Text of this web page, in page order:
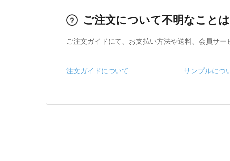
ご注文について不明なこと
ご注文ガイドにて、お支払い方法や送料、会員サ
注文ガイドについて サンプルにつ